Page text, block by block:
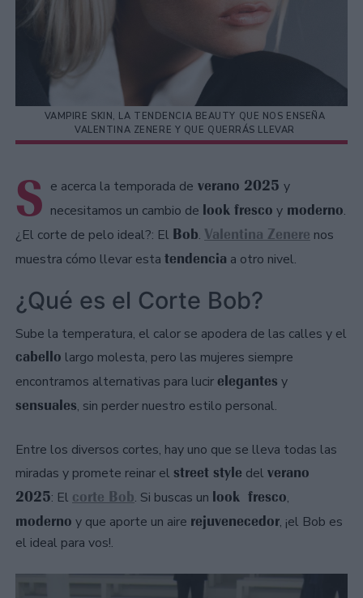
VAMPIRE SKIN, LA TENDENCIA BEAUTY QUE NOS ENSEÑA
VALENTINA ZENERE Y QUE QUERRÁS LLEVAR
S e acerca la temporada de verano 2025 y
necesitamos un cambio de look fresco y moderno.
¿El corte de pelo ideal?: El Bob. Valentina Zenere nos
muestra cómo llevar esta tendencia a otro nivel.
¿Qué es el Corte Bob?
Sube la temperatura, el calor se apodera de las calles y el
cabello largo molesta, pero las mujeres siempre
encontramos alternativas para lucirelegantes y
sensuales, sin perder nuestro estilo personal.
Entre los diversos cortes, hay uno que se lleva todas las
miradas y promete reinar el street style del verano
2025: El corte Bob. Si buscas un look fresco,
moderno y que aporte un aire rejuvenecedor, ¡el Bob es
el ideal para vos!.